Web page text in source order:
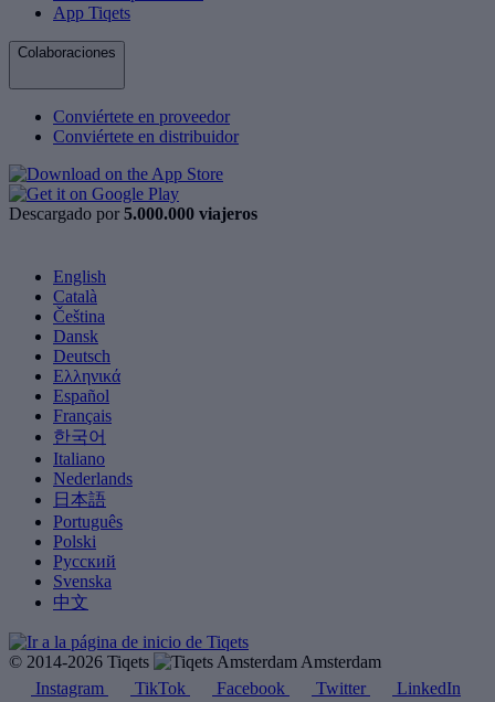
App Tiqets
Colaboraciones
Conviértete en proveedor
Conviértete en distribuidor
Descargado por 5.000.000 viajeros
English
Català
Čeština
Dansk
Deutsch
Ελληνικά
Español
Français
한국어
Italiano
Nederlands
日本語
Português
Polski
Русский
Svenska
中文
© 2014-2026 Tiqets
Amsterdam
Instagram
TikTok Facebook Twitter LinkedIn